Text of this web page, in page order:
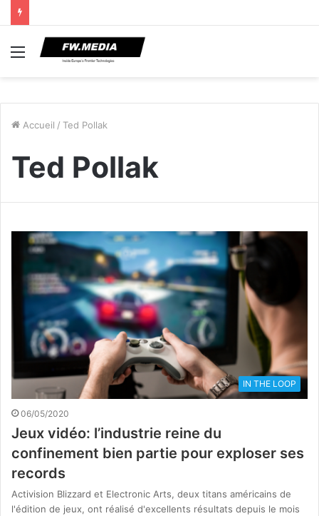
Menu
Accueil / Ted Pollak
Ted Pollak
IN THE LOOP
06/05/2020
Jeux vidéo: l’industrie reine du
confinement bien partie pour exploser ses
records
Activision Blizzard et Electronic Arts, deux titans américains de
l'édition de jeux, ont réalisé d'excellents résultats depuis le mois